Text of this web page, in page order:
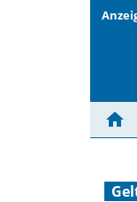
home